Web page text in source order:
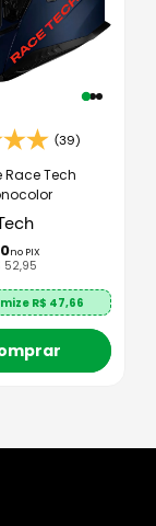
(39)
Tech
no PIX
52,95
R$ 47,66